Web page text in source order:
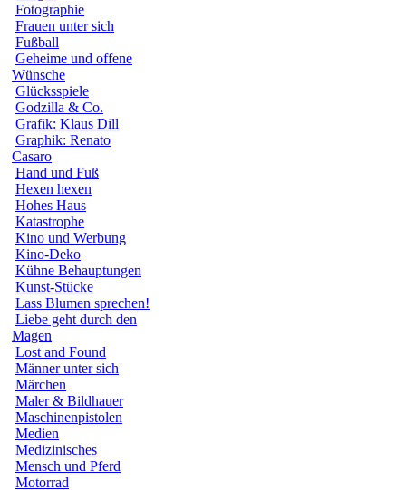
Fotographie
Frauen unter sich
Fußball
Geheime und offene
Wünsche
Glücksspiele
Godzilla & Co.
Grafik: Klaus Dill
Graphik: Renato
Casaro
Hand und Fuß
Hexen hexen
Hohes Haus
Katastrophe
Kino und Werbung
Kino-Deko
Kühne Behauptungen
Kunst-Stücke
Lass Blumen sprechen!
Liebe geht durch den
Magen
Lost and Found
Männer unter sich
Märchen
Maler & Bildhauer
Maschinenpistolen
Medien
Medizinisches
Mensch und Pferd
Motorrad